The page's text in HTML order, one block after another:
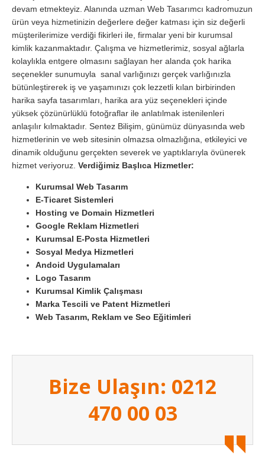
devam etmekteyiz. Alanında uzman Web Tasarımcı kadromuzun
ürün veya hizmetinizin değerlere değer katması için siz değerli
müşterilerimize verdiği fikirleri ile, firmalar yeni bir kurumsal
kimlik kazanmaktadır. Çalışma ve hizmetlerimiz, sosyal ağlarla
kolaylıkla entgere olmasını sağlayan her alanda çok harika
seçenekler sunumuyla sanal varlığınızı gerçek varlığınızla
bütünleştirerek iş ve yaşamınızı çok lezzetli kılan birbirinden
harika sayfa tasarımları, harika ara yüz seçenekleri içinde
yüksek çözünürlüklü fotoğraflar ile anlatılmak istenilenleri
anlaşılır kılmaktadır. Sentez Bilişim, günümüz dünyasında web
hizmetlerinin ve web sitesinin olmazsa olmazlığına, etkileyici ve
dinamik olduğunu gerçekten severek ve yaptıklarıyla övünerek
hizmet veriyoruz. Verdiğimiz Başlıca Hizmetler:
Kurumsal Web Tasarım
E-Ticaret Sistemleri
Hosting ve Domain Hizmetleri
Google Reklam Hizmetleri
Kurumsal E-Posta Hizmetleri
Sosyal Medya Hizmetleri
Andoid Uygulamaları
Logo Tasarım
Kurumsal Kimlik Çalışması
Marka Tescili ve Patent Hizmetleri
Web Tasarım, Reklam ve Seo Eğitimleri
Bize Ulaşın: 0212
470 00 03